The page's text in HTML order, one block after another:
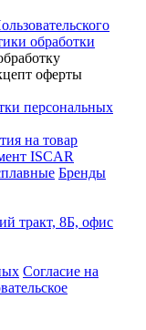
обработки
оферты
персональных
на товар
ISCAR
Бренды
тракт, 8Б, офис
Согласие на